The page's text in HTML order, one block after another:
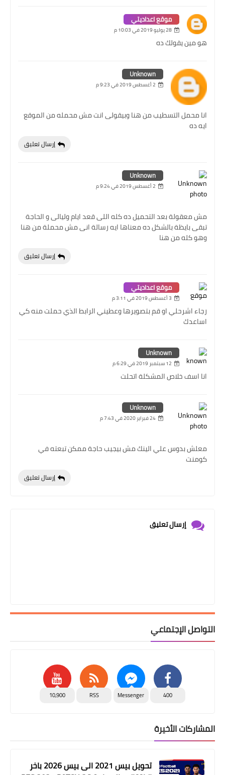
موقع اعداديتي
28 يوليو 2019 في 10:03 م
هو مين يقولك ده
Unknown
2 أغسطس 2019 في 9:23 م
انا محمل التسطيب من هنا وبيقولى انت مش محمله من الموقع
ايه ده
إرسال تعليق
Unknown
2 أغسطس 2019 في 9:24 م
مش معقولة بعد التحميل ده كله اللى قعد ايام وليالى و الحاجة
تبقى بايظة بالشكل ده معناها ايه رسالة انى مش محملة من هنا
وهو كله من هنا
إرسال تعليق
موقع اعداديتي
3 أغسطس 2019 في 3:11 م
رجاء اشرحلي او قم بتصويرها وعطيني الرابط الذي حملت منه كي
اساعدك
Unknown
12 سبتمبر 2019 في 6:29 م
انا اسف خلاص المشكلة اتحلت
Unknown
24 فبراير 2020 في 7:43 م
معلش بدوس علي الينك مش بيجيب حاجة ممكن تبعته في
كومنت
إرسال تعليق
إرسال تعليق
التواصل الإجتماعي
400
Messenger
RSS
10,900
المشاركات الأخيرة
تحويل بيس 2021 الى بيس 2026 باخر